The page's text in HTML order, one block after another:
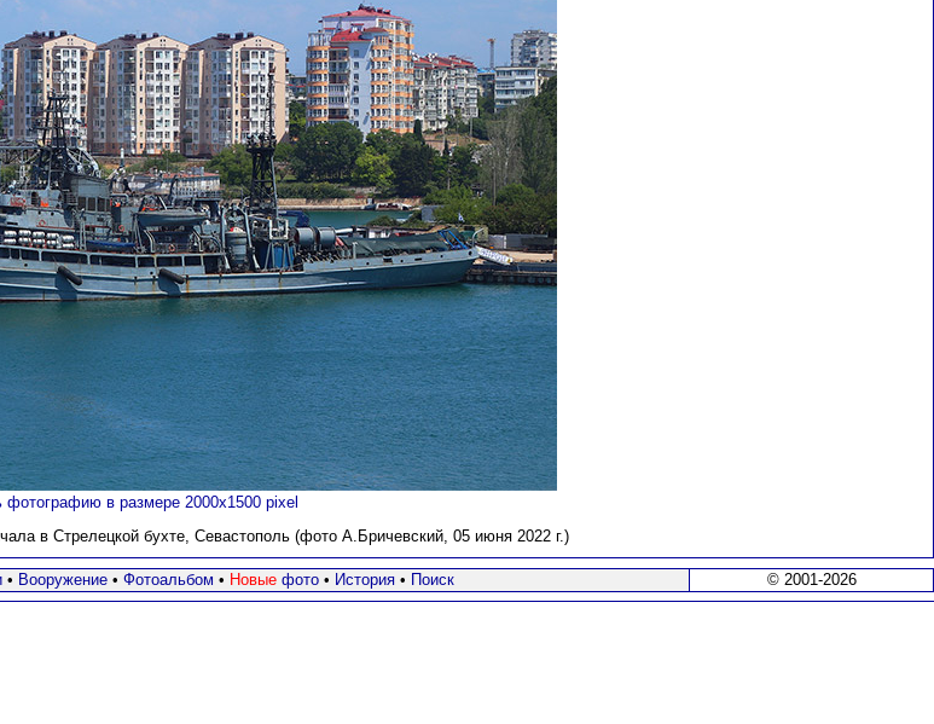
фотографию в размере 2000х1500 pixel
в Стрелецкой бухте, Севастополь (фото А.Бричевский, 05 июня 2022 г.)
• Вооружение • Фотоальбом • Новыефото • История• Поиск © 2001-2026